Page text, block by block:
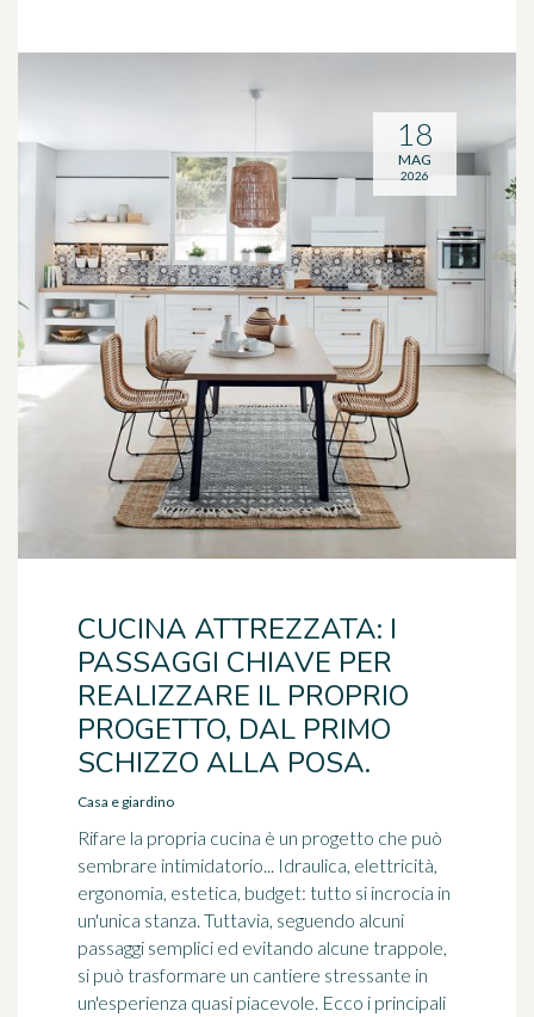
CUCINA ATTREZZATA: I
PASSAGGI CHIAVE PER
REALIZZARE IL PROPRIO
PROGETTO, DAL PRIMO
SCHIZZO ALLA POSA.
Casa e giardino
Rifare la propria cucina è un progetto che può
sembrare intimidatorio... Idraulica, elettricità,
ergonomia, estetica, budget: tutto si incrocia in
un'unica stanza. Tuttavia, seguendo alcuni
passaggi semplici ed evitando alcune trappole,
si può trasformare un cantiere stressante in
un'esperienza quasi piacevole. Ecco i principali
18
MAG
2026